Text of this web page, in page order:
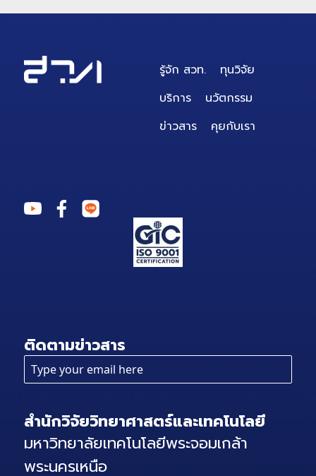
รู้จัก สวท.
ทุนวิจัย
บริการ
นวัตกรรม
ข่าวสาร
คุยกับเรา
ติดตามข่าวสาร
สำนักวิจัยวิทยาศาสตร์และเทคโนโลยี
มหาวิทยาลัยเทคโนโลยีพระจอมเกล้า
พระนครเหนือ